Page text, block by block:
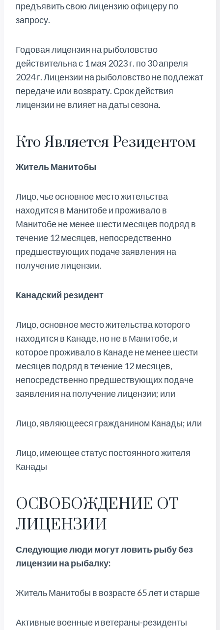
предъявить свою лицензию офицеру по
запросу.
Годовая лицензия на рыболовство
действительна с 1 мая 2023 г. по 30 апреля
2024 г. Лицензии на рыболовство не подлежат
передаче или возврату. Срок действия
лицензии не влияет на даты сезона.
Кто Является Резидентом
Житель Манитобы
Лицо, чье основное место жительства
находится в Манитобе и проживало в
Манитобе не менее шести месяцев подряд в
течение 12 месяцев, непосредственно
предшествующих подаче заявления на
получение лицензии.
Канадский резидент
Лицо, основное место жительства которого
находится в Канаде, но не в Манитобе, и
которое проживало в Канаде не менее шести
месяцев подряд в течение 12 месяцев,
непосредственно предшествующих подаче
заявления на получение лицензии; или
Лицо, являющееся гражданином Канады; или
Лицо, имеющее статус постоянного жителя
Канады
ОСВОБОЖДЕНИЕ ОТ
ЛИЦЕНЗИИ
Следующие люди могут ловить рыбу без
лицензии на рыбалку:
Житель Манитобы в возрасте 65 лет и старше
Активные военные и ветераны-резиденты